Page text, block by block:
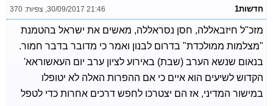
חדשות1 30/09/2017 21:46
, צפיות: 370
מזכ"ל חיזבאללה, חסן נסראללה, מאשים את ישראל בהטמנת
"מצלמות ממולכדת" בדרום לבנון ואמר כי מדובר בדבר חמור.
בנאום שנשא הערב (שבת) באירוע לציון ערב יום העאשוראא'
הקדוש לשיעים הוא איים כי אם ההפרות האלה לא יטופלו
במישור המדיני, אז הם יצטרכו לחפש דרכים אחרות כדי לטפל